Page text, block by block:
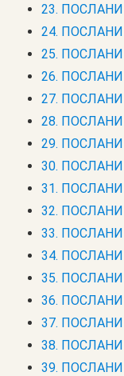
23.
24.
25.
26.
27.
28.
29.
30.
31.
32.
33.
34.
35.
36.
37.
38.
39.